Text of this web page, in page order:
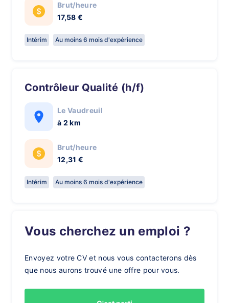
Brut/heure
17,58 €
Intérim Au moins 6 mois d'expérience
Contrôleur Qualité (h/f)
Le Vaudreuil
à 2 km
Brut/heure
12,31 €
Intérim Au moins 6 mois d'expérience
Vous cherchez un emploi ?
Envoyez votre CV et nous vous contacterons dès
que nous aurons trouvé une offre pour vous.